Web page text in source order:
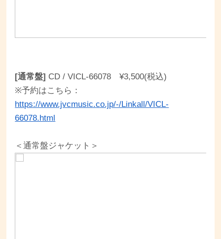
[通常盤] CD / VICL-66078 ¥3,500(税込)
※予約はこちら：
https://www.jvcmusic.co.jp/-/Linkall/VICL-
66078.html
＜通常盤ジャケット＞